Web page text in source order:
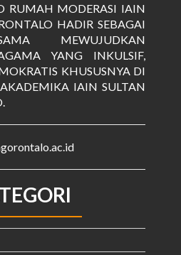
RUMAH MODERASI IAIN
HADIR SEBAGAI
MEWUJUDKAN
YANG INKULSIF,
KHUSUSNYA DI
IAIN SULTAN